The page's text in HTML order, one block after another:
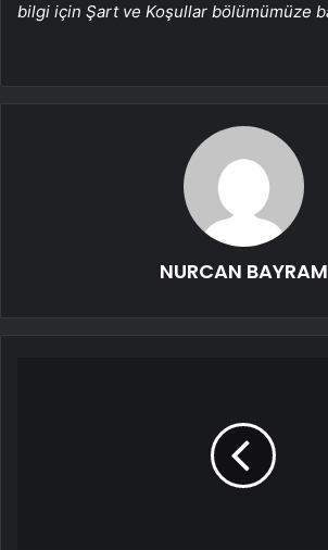
bilgi için Şart ve Koşullar bölümümüze
NURCAN BAYRAM